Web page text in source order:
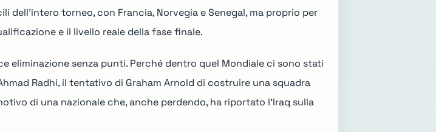
torneo, con Francia, Norvegia e Senegal, ma proprio per
e il livello reale della fase finale.
eliminazione senza punti. Perché dentro quel Mondiale ci sono stati
Radhi, il tentativo di Graham Arnold di costruire una squadra
di una nazionale che, anche perdendo, ha riportato l'Iraq sulla